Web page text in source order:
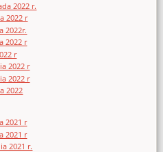
2022 r.
2022 r
2022r.
2022 r
r
2022 r
2022 r
2022
2021 r
2021 r
2021 r.